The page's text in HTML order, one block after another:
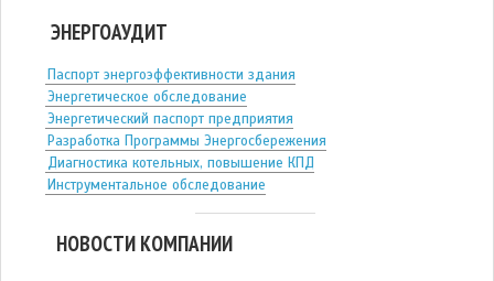
ЭНЕРГОАУДИТ
Паспорт энергоэффективности здания
Энергетическое обследование
Энергетический паспорт предприятия
Разработка Программы Энергосбережения
Диагностика котельных, повышение КПД
Инструментальное обследование
НОВОСТИ КОМПАНИИ